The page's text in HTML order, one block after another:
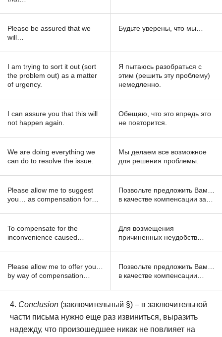
Please be assured that we
will…
Будьте уверены, что мы…
I am trying to sort it out (sort
the problem out) as a matter
of urgency.
Я пытаюсь разобраться с
этим (решить эту проблему)
немедленно.
I can assure you that this will
not happen again.
Обещаю, что это впредь это
не повторится.
We are doing everything we
can do to resolve the issue.
Мы делаем все возможное
для решения проблемы.
Please allow me to suggest
you… as compensation for…
Позвольте предложить Вам…
в качестве компенсации за…
To compensate for the
inconvenience caused…
Для возмещения
причиненных неудобств…
Please allow me to offer you…
by way of compensation…
Позвольте предложить Вам…
в качестве компенсации…
Conclusion (заключительный §) – в заключительной
части письма нужно еще раз извиниться, выразить
надежду, что произошедшее никак не повлияет на